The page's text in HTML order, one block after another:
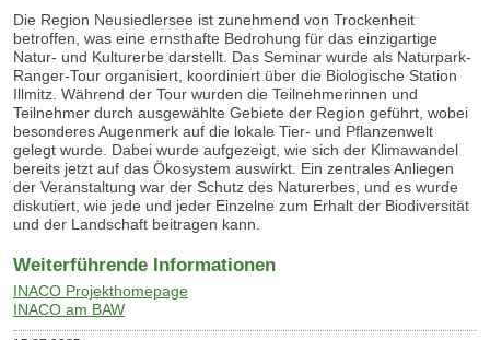
Die Region Neusiedlersee ist zunehmend von Trockenheit
betroffen, was eine ernsthafte Bedrohung für das einzigartige
Natur- und Kulturerbe darstellt. Das Seminar wurde als Naturpark-
Ranger-Tour organisiert, koordiniert über die Biologische Station
Illmitz. Während der Tour wurden die Teilnehmerinnen und
Teilnehmer durch ausgewählte Gebiete der Region geführt, wobei
besonderes Augenmerk auf die lokale Tier- und Pflanzenwelt
gelegt wurde. Dabei wurde aufgezeigt, wie sich der Klimawandel
bereits jetzt auf das Ökosystem auswirkt. Ein zentrales Anliegen
der Veranstaltung war der Schutz des Naturerbes, und es wurde
diskutiert, wie jede und jeder Einzelne zum Erhalt der Biodiversität
und der Landschaft beitragen kann.
Weiterführende Informationen
INACO Projekthomepage
INACO am BAW